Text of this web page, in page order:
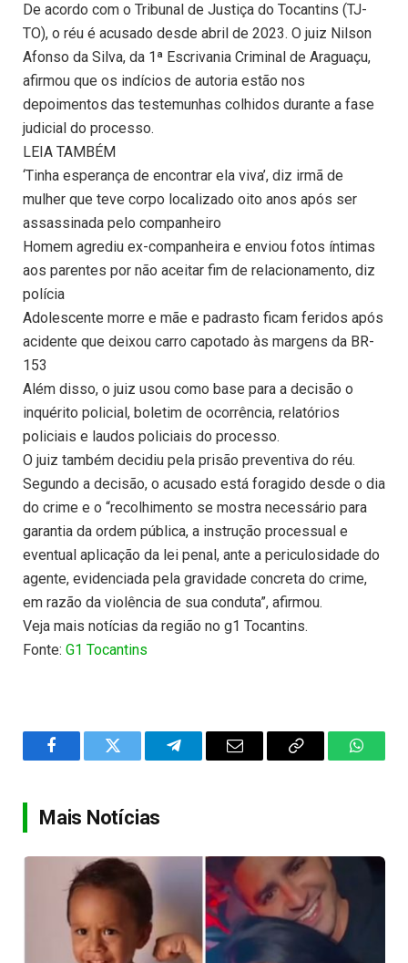
De acordo com o Tribunal de Justiça do Tocantins (TJ-
TO), o réu é acusado desde abril de 2023. O juiz Nilson
Afonso da Silva, da 1ª Escrivania Criminal de Araguaçu,
afirmou que os indícios de autoria estão nos
depoimentos das testemunhas colhidos durante a fase
judicial do processo.
LEIA TAMBÉM
‘Tinha esperança de encontrar ela viva’, diz irmã de
mulher que teve corpo localizado oito anos após ser
assassinada pelo companheiro
Homem agrediu ex-companheira e enviou fotos íntimas
aos parentes por não aceitar fim de relacionamento, diz
polícia
Adolescente morre e mãe e padrasto ficam feridos após
acidente que deixou carro capotado às margens da BR-
153
Além disso, o juiz usou como base para a decisão o
inquérito policial, boletim de ocorrência, relatórios
policiais e laudos policiais do processo.
O juiz também decidiu pela prisão preventiva do réu.
Segundo a decisão, o acusado está foragido desde o dia
do crime e o “recolhimento se mostra necessário para
garantia da ordem pública, a instrução processual e
eventual aplicação da lei penal, ante a periculosidade do
agente, evidenciada pela gravidade concreta do crime,
em razão da violência de sua conduta”, afirmou.
Veja mais notícias da região no g1 Tocantins.
Fonte: G1 Tocantins
FacebookTwitter TelegramEmail
Copy
Mais Notícias